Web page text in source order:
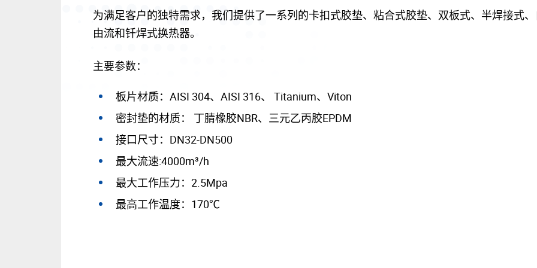
为满足客户的独特需求，我们提供了一系列的卡扣式胶垫、粘合式胶垫、双板式、半焊接式
由流和钎焊式换热器。
主要参数：
板片材质：AISI 304、AISI 316、 Titanium、Viton
密封垫的材质： 丁腈橡胶NBR、三元乙丙胶EPDM
接口尺寸：DN32-DN500
最大流速:4000m³/h
最大工作压力：2.5Mpa
最高工作温度：170℃